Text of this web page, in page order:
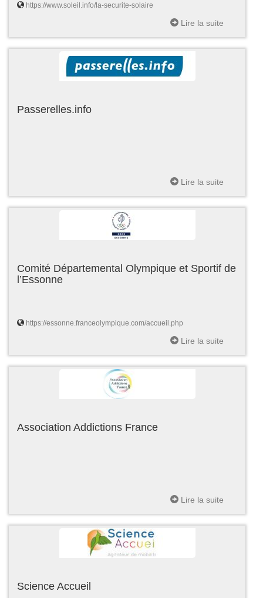
https://www.soleil.info/la-securite-solaire
Lire la suite
Passerelles.info
Lire la suite
Comité Départemental Olympique et Sportif de
l’Essonne
https://essonne.franceolympique.com/accueil.php
Lire la suite
Association Addictions France
Lire la suite
Science Accueil